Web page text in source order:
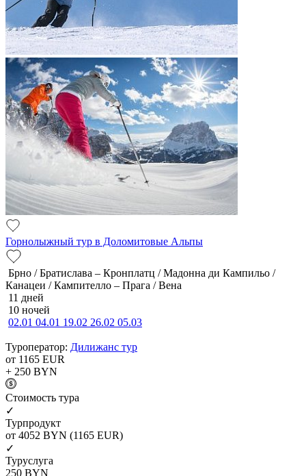
Горнолыжный тур в Доломитовые Альпы
Брно / Братислава – Кронплатц / Мадонна ди Кампильо /
Канацеи / Кампителло – Прага / Вена
11 дней
10 ночей
02.01 04.01 19.02 26.02 05.03
Туроператор: Дилижанс тур
от 1165 EUR
+ 250 BYN
Cтоимость тура
✓
Турпродукт
от 4052 BYN (1165 EUR)
✓
Туруслуга
250 BYN